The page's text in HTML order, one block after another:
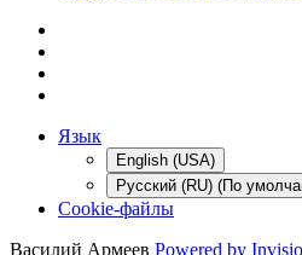
Язык
English (USA)
Русский (RU) (По
Cookie-файлы
Василий Армеев Powered by